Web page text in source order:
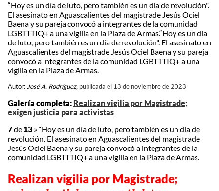
“Hoy es un día de luto, pero también es un día de revolución".
El asesinato en Aguascalientes del magistrade Jesús Ociel
Baena y su pareja convocó a integrantes de la comunidad
LGBTTTIQ+ a una vigilia en la Plaza de Armas.“Hoy es un día
de luto, pero también es un día de revolución". El asesinato en
Aguascalientes del magistrade Jesús Ociel Baena y su pareja
convocó a integrantes de la comunidad LGBTTTIQ+ a una
vigilia en la Plaza de Armas.
Autor:José A. Rodríguez, publicada el 13 de noviembre de 2023
Galería completa: Realizan vigilia por Magistrade;
exigen justicia para activistas
7de 13 »“Hoy es un día de luto, pero también es un día de
revolución'. El asesinato en Aguascalientes del magistrade
Jesús Ociel Baena y su pareja convocó a integrantes de la
comunidad LGBTTTIQ+ a una vigilia en la Plaza de Armas.
Realizan vigilia por Magistrade;